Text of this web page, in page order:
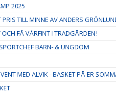
2025
TILL MINNE AV ANDERS
FÅ VÅRFINT I TRÄDGÅRDEN!
BARN- & UNGDOM
MED ALVIK - BASKET PÅ ER